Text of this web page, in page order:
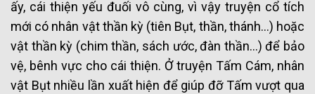
ấy, cái thiện yếu đuối vô cùng, vì vậy truyện cổ tích
mới có nhân vật thần kỳ (tiên Bụt, thần, thánh…) hoặc
vật thần kỳ (chim thần, sách ước, đàn thần…) để bảo
vệ, bênh vực cho cái thiện. Ở truyện Tấm Cám, nhân
vật Bụt nhiều lần xuất hiện để giúp đỡ Tấm vượt qua